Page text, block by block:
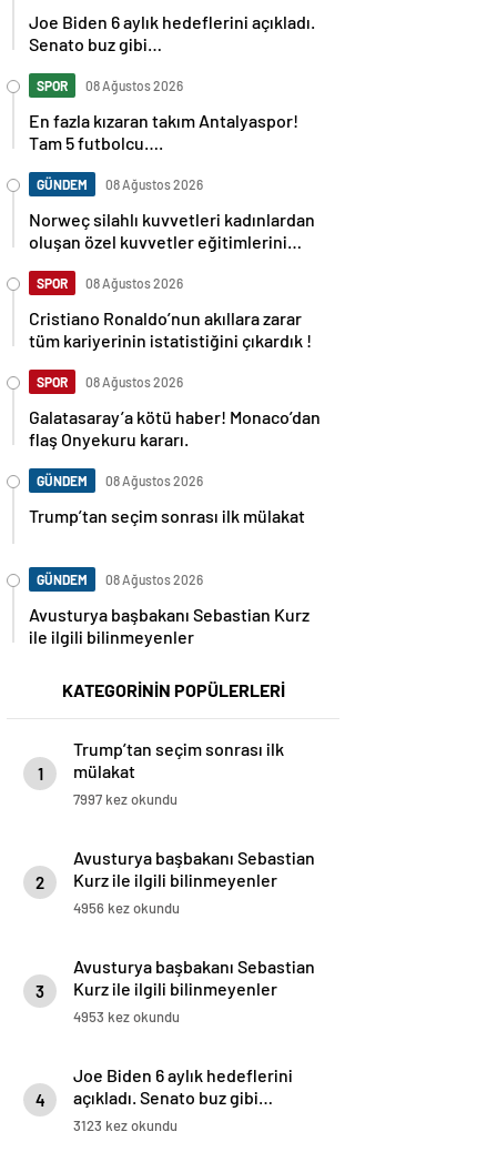
Joe Biden 6 aylık hedeflerini açıkladı.
Senato buz gibi…
SPOR 08 Ağustos 2026
En fazla kızaran takım Antalyaspor!
Tam 5 futbolcu….
GÜNDEM 08 Ağustos 2026
Norweç silahlı kuvvetleri kadınlardan
oluşan özel kuvvetler eğitimlerini
SPOR 08 Ağustos 2026
Cristiano Ronaldo’nun akıllara zarar
tüm kariyerinin istatistiğini çıkardık !
SPOR 08 Ağustos 2026
Galatasaray’a kötü haber! Monaco’dan
flaş Onyekuru kararı.
GÜNDEM 08 Ağustos 2026
Trump’tan seçim sonrası ilk mülakat
GÜNDEM 08 Ağustos 2026
Avusturya başbakanı Sebastian Kurz
ile ilgili bilinmeyenler
KATEGORİNİN POPÜLERLERİ
1
Trump’tan seçim sonrası ilk
mülakat
7997 kez okundu
2
Avusturya başbakanı Sebastian
Kurz ile ilgili bilinmeyenler
4956 kez okundu
3
Avusturya başbakanı Sebastian
Kurz ile ilgili bilinmeyenler
4953 kez okundu
4
Joe Biden 6 aylık hedeflerini
açıkladı. Senato buz gibi…
3123 kez okundu